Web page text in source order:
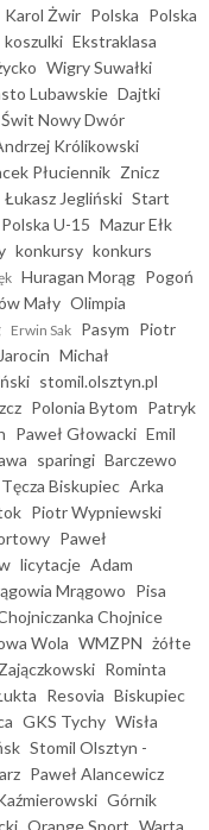
Karol Żwir Polska Polska
koszulki Ekstraklasa
Wigry Suwałki
Lubawskie Dajtki
Świt Nowy Dwór
Królikowski
Płuciennik Znicz
Łukasz Jegliński Start
Polska U-15 Mazur Ełk
konkursy konkurs
Huragan Morąg Pogoń
Mały Olimpia
Erwin Sak Pasym Piotr
Jarocin Michał
stomil.olsztyn.pl
Polonia Bytom Patryk
Paweł Głowacki Emil
sparingi Barczewo
Tęcza Biskupiec Arka
Piotr Wypniewski
Paweł
licytacje Adam
Mrągowo Pisa
Chojnice
Wola WMZPN żółte
Rominta
Resovia Biskupiec
GKS Tychy Wisła
Stomil Olsztyn -
Paweł Alancewicz
Górnik
Orange Sport Warta